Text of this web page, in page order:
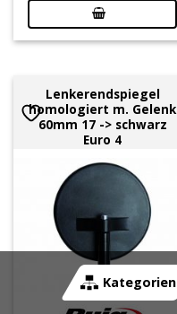
Kategorien
Lenkerendspiegel
homologiert m. Gelenk
60mm 17 -> schwarz
Euro 4